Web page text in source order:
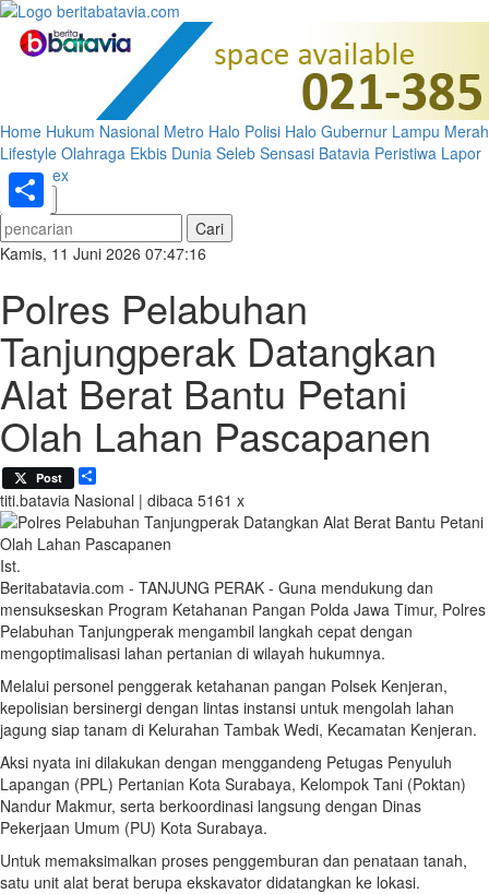
Home Hukum Nasional Metro Halo Polisi Halo Gubernur Lampu Merah
Lifestyle Olahraga Ekbis Dunia Seleb Sensasi Batavia Peristiwa Lapor
Pak Index
«
»
Kamis, 11 Juni 2026 07:47:16
Polres Pelabuhan
Tanjungperak Datangkan
Alat Berat Bantu Petani
Olah Lahan Pascapanen
Post
titi.batavia Nasional | dibaca 5161 x
Ist.
Beritabatavia.com - TANJUNG PERAK - Guna mendukung dan
mensukseskan Program Ketahanan Pangan Polda Jawa Timur, Polres
Pelabuhan Tanjungperak mengambil langkah cepat dengan
mengoptimalisasi lahan pertanian di wilayah hukumnya.
Melalui personel penggerak ketahanan pangan Polsek Kenjeran,
kepolisian bersinergi dengan lintas instansi untuk mengolah lahan
jagung siap tanam di Kelurahan Tambak Wedi, Kecamatan Kenjeran.
Aksi nyata ini dilakukan dengan menggandeng Petugas Penyuluh
Lapangan (PPL) Pertanian Kota Surabaya, Kelompok Tani (Poktan)
Nandur Makmur, serta berkoordinasi langsung dengan Dinas
Pekerjaan Umum (PU) Kota Surabaya.
Untuk memaksimalkan proses penggemburan dan penataan tanah,
satu unit alat berat berupa ekskavator didatangkan ke lokasi.
Share